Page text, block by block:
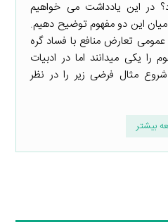
در این یادداشت می­ خواهیم
این دو مفهوم توضیح دهیم.
تعارض منافع با فساد گره
را یکی می­دانند اما در ادبیات
مثال فرضی زیر را در نظر
بیشتر